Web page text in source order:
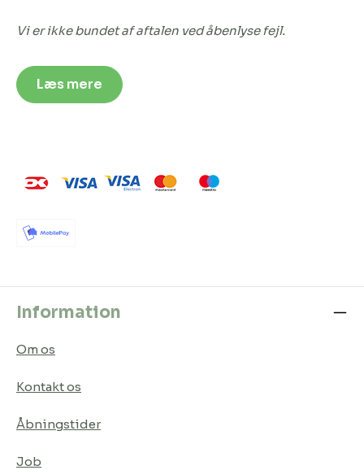
Vi er ikke bundet af aftalen ved åbenlyse fejl.
Læs mere
Information
Om os
Kontakt os
Åbningstider
Job